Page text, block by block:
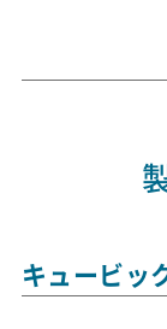
キュービッ